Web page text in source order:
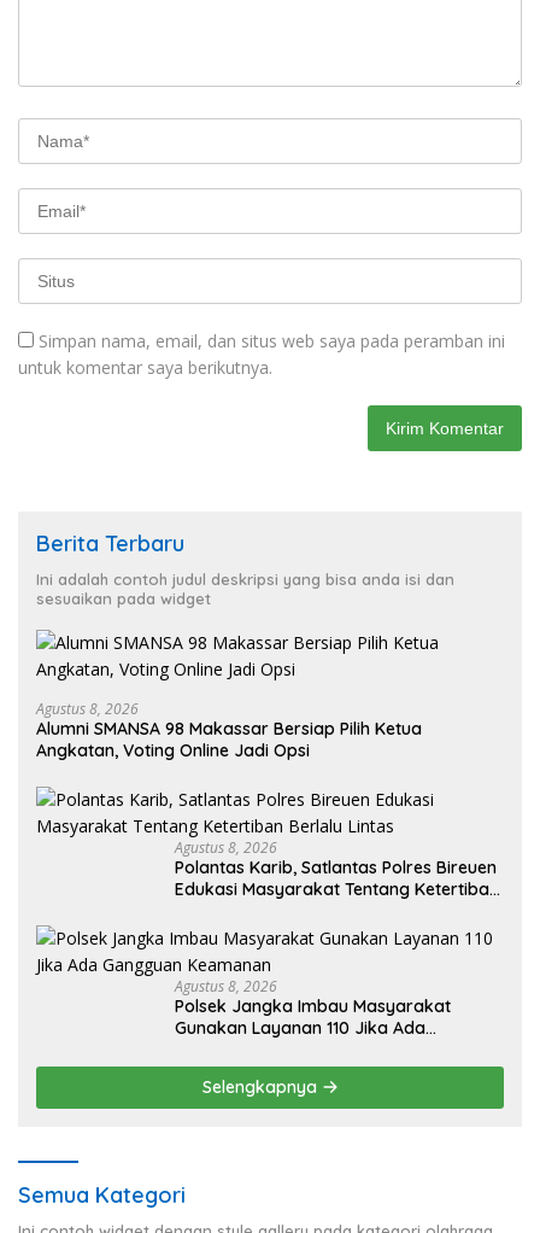
Simpan nama, email, dan situs web saya pada peramban ini
untuk komentar saya berikutnya.
Berita Terbaru
Ini adalah contoh judul deskripsi yang bisa anda isi dan
sesuaikan pada widget
Agustus 8, 2026
Alumni SMANSA 98 Makassar Bersiap Pilih Ketua
Angkatan, Voting Online Jadi Opsi
Agustus 8, 2026
Polantas Karib, Satlantas Polres Bireuen
Edukasi Masyarakat Tentang Ketertiban
Agustus 8, 2026
Polsek Jangka Imbau Masyarakat
Gunakan Layanan 110 Jika Ada
Selengkapnya
Semua Kategori